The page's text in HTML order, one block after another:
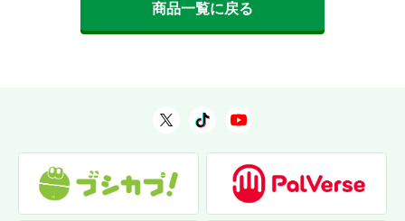
商品一覧に戻る